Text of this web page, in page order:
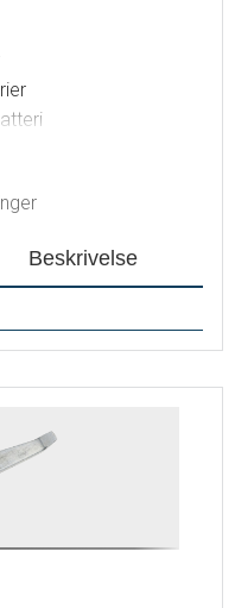
for maskin
Beskrivelse